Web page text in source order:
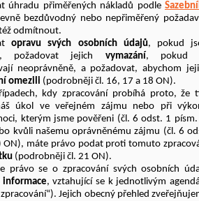
úhradu přiměřených nákladů podle
bezdůvodný nebo nepřiměřený
odmítnout.
opravu svých osobních údajů, pokud
požadovat jejich vymazání, pokud
neoprávněně, a požadovat, abychom
omezili (podrobněji čl. 16, 17 a 18 ON).
kdy zpracování probíhá proto, že
úkol ve veřejném zájmu nebo při
kterým jsme pověřeni (čl. 6 odst. 1 písm.
kvůli našemu oprávněnému zájmu (čl. 6
ON), máte právo podat proti tomuto
(podrobněji čl. 21 ON).
právo se o zpracování svých osobních
informace, vztahující se k jednotlivým
Jejich obecný přehled